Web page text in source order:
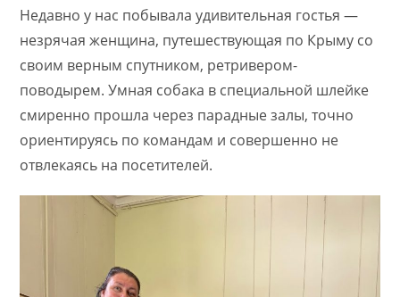
Недавно у нас побывала удивительная гостья —
незрячая женщина, путешествующая по Крыму со
своим верным спутником, ретривером-
поводырем. Умная собака в специальной шлейке
смиренно прошла через парадные залы, точно
ориентируясь по командам и совершенно не
отвлекаясь на посетителей.